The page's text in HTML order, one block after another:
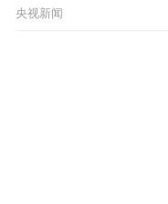
央视新闻